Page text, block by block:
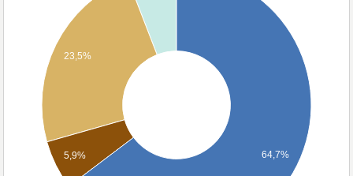
23,5%
5,9% 64,7%